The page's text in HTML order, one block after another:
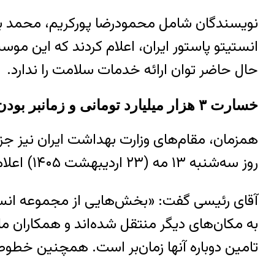
انستیتو پاستور ایران، اعلام کردند که
حال حاضر توان ارائه خدمات سلامت را ندارد.
خسارت ۳ هزار میلیارد تومانی و زمانبر بودن تجهیز دوباره
همزمان، مقام‌های وزارت بهداشت ایران نیز
روز سه‌شنبه ۱۳ مه (۲۳ اردیبهشت ۱۴۰۵) اعلام کرد که در جریان جنگ اخیر «دست‌کم ۲۴۵ مرکز بهداشتی و درمانی» آسیب دیده‌اند.
آقای رئیسی گفت: «بخش‌هایی از مجموعه
به مکان‌های دیگر منتقل شده‌اند و همکاران
تامین دوباره آنها زمان‌بر است. همچنین